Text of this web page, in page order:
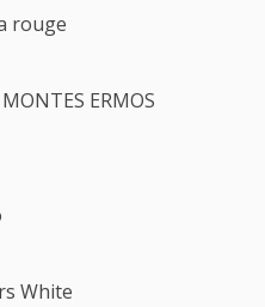
rouge
ERMOS
White